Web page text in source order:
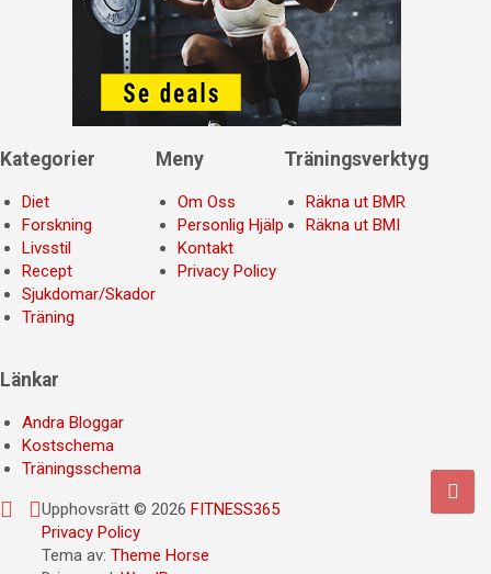
Kategorier
Diet
Forskning
Livsstil
Recept
Sjukdomar/Skador
Träning
Meny
Om Oss
Personlig Hjälp
Kontakt
Privacy Policy
Träningsverktyg
Räkna ut BMR
Räkna ut BMI
Länkar
Andra Bloggar
Kostschema
Träningsschema
Upphovsrätt © 2026 FITNESS365
Privacy Policy
Tema av: Theme Horse